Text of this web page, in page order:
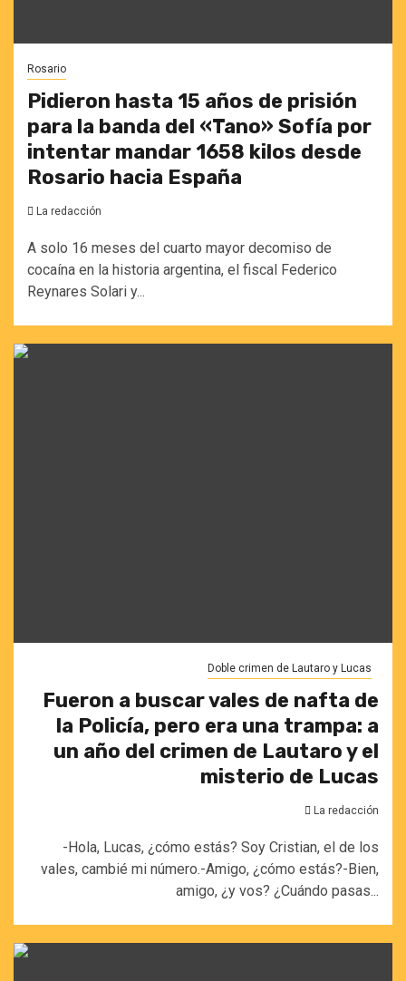
Rosario
Pidieron hasta 15 años de prisión
para la banda del «Tano» Sofía por
intentar mandar 1658 kilos desde
Rosario hacia España
La redacción
A solo 16 meses del cuarto mayor decomiso de
cocaína en la historia argentina, el fiscal Federico
Reynares Solari y...
Doble crimen de Lautaro y Lucas
Fueron a buscar vales de nafta de
la Policía, pero era una trampa: a
un año del crimen de Lautaro y el
misterio de Lucas
La redacción
-Hola, Lucas, ¿cómo estás? Soy Cristian, el de los
vales, cambié mi número.-Amigo, ¿cómo estás?-Bien,
amigo, ¿y vos? ¿Cuándo pasas...